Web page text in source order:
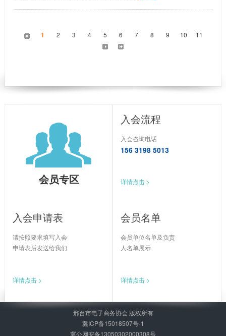
1 2 3 4 5 6 7 8 9 10 11
会员专区
入会流程
入会咨询电话
156 3198 5013
详情点击 >
入会申请表
请按照要求填写入会
申请表后发送给我们
详情点击 >
会员名单
会员单位名单及负责
人名单展示
详情点击 >
邢台市电子商务协会 版权所有
冀ICP备15018507号-1
冀公网安备13050302000308号